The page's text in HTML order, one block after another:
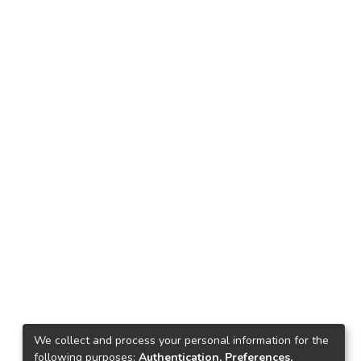
We collect and process your personal information for the
following purposes: Authentication, Preferences,